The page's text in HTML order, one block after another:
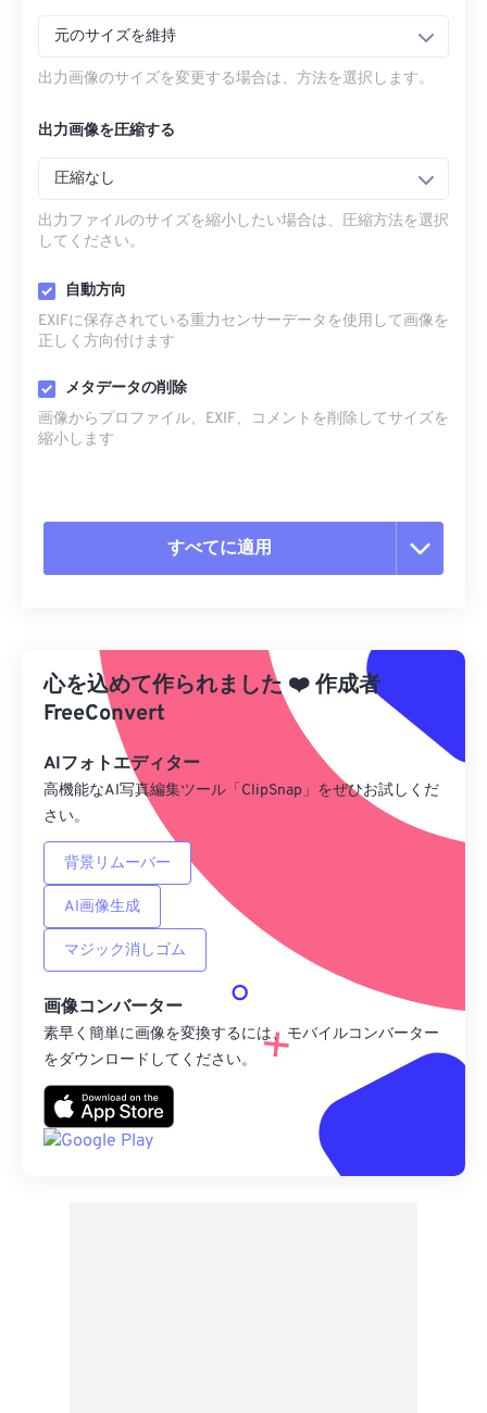
URLから
元のサイズを維持
出力画像のサイズを変更する場合は、方法を選択します。
出力画像を圧縮する
圧縮なし
出力ファイルのサイズを縮小したい場合は、圧縮方法を選択
してください。
自動方向
EXIFに保存されている重力センサーデータを使用して画像を
正しく方向付けます
メタデータの削除
画像からプロファイル、EXIF、コメントを削除してサイズを
縮小します
すべてに適用
プリセットから適用
プリセットとして保存
心を込めて作られました ❤️作成者
FreeConvert
AIフォトエディター
高機能なAI写真編集ツール「ClipSnap」をぜひお試しくだ
さい。
背景リムーバー
AI画像生成
マジック消しゴム
画像コンバーター
素早く簡単に画像を変換するには、モバイルコンバーター
をダウンロードしてください。